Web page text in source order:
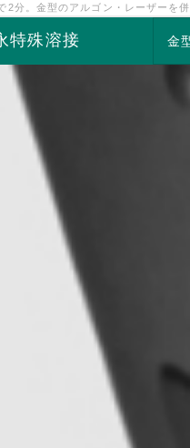
2分。金型のアルゴン・レーザーを
特殊溶接 金